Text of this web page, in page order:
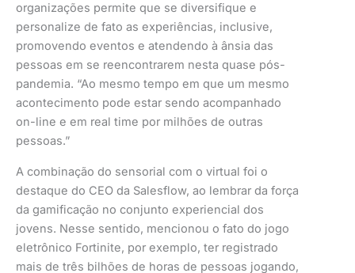
organizações permite que se diversifique e
personalize de fato as experiências, inclusive,
promovendo eventos e atendendo à ânsia das
pessoas em se reencontrarem nesta quase pós-
pandemia. “Ao mesmo tempo em que um mesmo
acontecimento pode estar sendo acompanhado
on-line e em real time por milhões de outras
pessoas.”
A combinação do sensorial com o virtual foi o
destaque do CEO da Salesflow, ao lembrar da força
da gamificação no conjunto experiencial dos
jovens. Nesse sentido, mencionou o fato do jogo
eletrônico Fortinite, por exemplo, ter registrado
mais de três bilhões de horas de pessoas jogando,